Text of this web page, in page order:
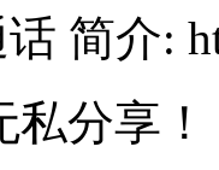
简介:
分享！